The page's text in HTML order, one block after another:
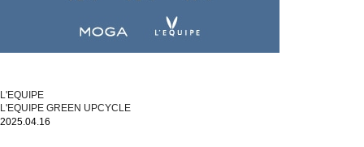
L'EQUIPE
L'EQUIPE GREEN UPCYCLE
2025.04.16